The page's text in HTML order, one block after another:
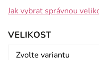
Jak vybrat správnou
VELIKOST